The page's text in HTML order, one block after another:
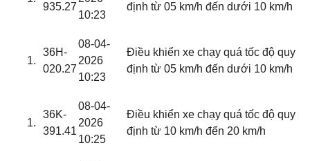
935.27
10:23
định từ 05 km/h đến dưới 10 km/h
36H-
020.27
08-04-
2026
10:23
Điều khiển xe chạy quá tốc độ quy
định từ 05 km/h đến dưới 10 km/h
36K-
391.41
08-04-
2026
10:25
Điều khiển xe chạy quá tốc độ quy
định từ 10 km/h đến 20 km/h